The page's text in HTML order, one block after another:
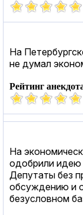
На
не думал
Рейтинг
На
одобрили идею
Депутаты без
обсуждению и
безусловном